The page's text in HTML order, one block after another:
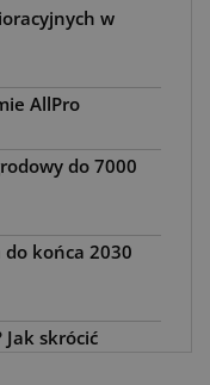
w
AllPro
do 7000
końca 2030
skrócić